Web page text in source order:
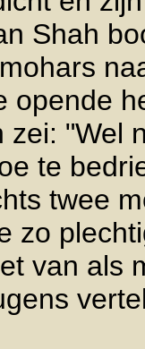
Shah
opende
zei: "Wel
te
twee
zo
van als